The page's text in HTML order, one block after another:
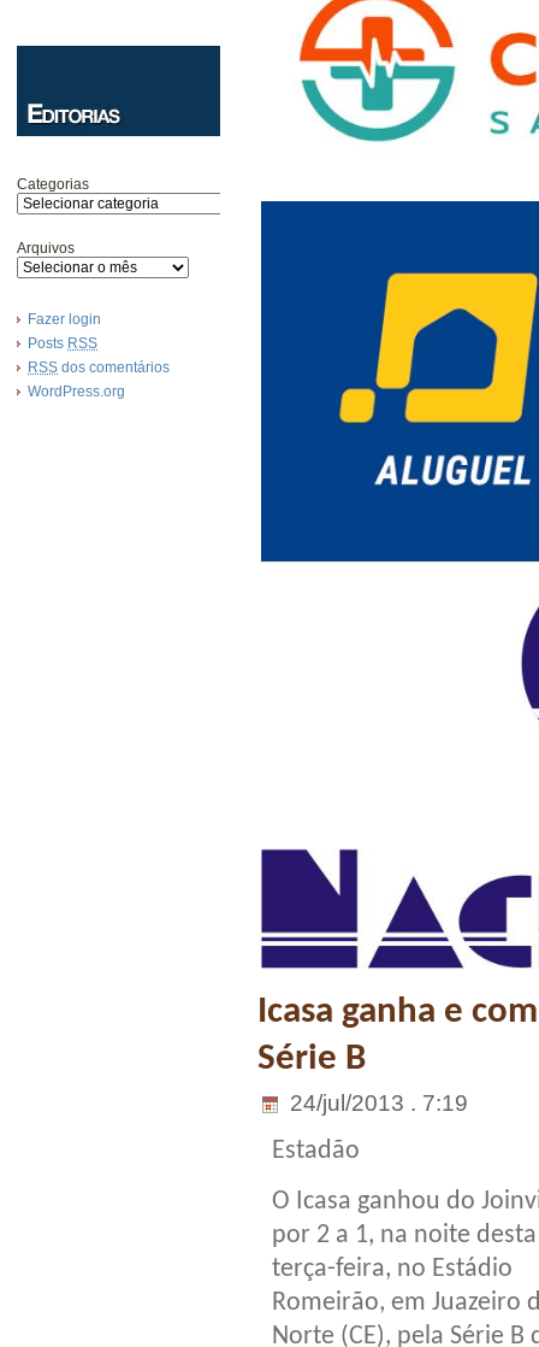
Categorias
Arquivos
Fazer login
Posts RSS
RSS dos comentários
WordPress.org
Icasa ganha e
Série B
24/jul/2013 . 7:19
Estadão
O Icasa ganhou do
por 2 a 1, na noite desta
terça-feira, no Estádio
Romeirão, em Juazeiro
Norte (CE), pela Série B